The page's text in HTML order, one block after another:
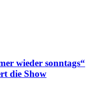
wieder sonntags“
die Show